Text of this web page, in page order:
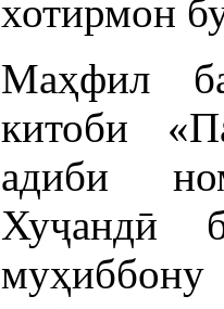
хотирмон
Маҳфил
китоби
адиби
Хуҷандӣ